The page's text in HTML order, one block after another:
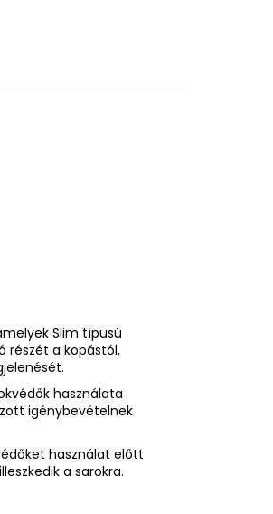
Slim típusú
részét a kopástól,
használata
igénybevételnek
használat előtt
a sarokra.